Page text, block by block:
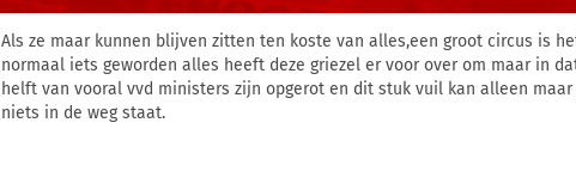
Als ze maar kunnen blijven zitten ten koste van alles,een groot circus is
normaal iets geworden alles heeft deze griezel er voor over om maar in
helft van vooral vvd ministers zijn opgerot en dit stuk vuil kan alleen
niets in de weg staat.